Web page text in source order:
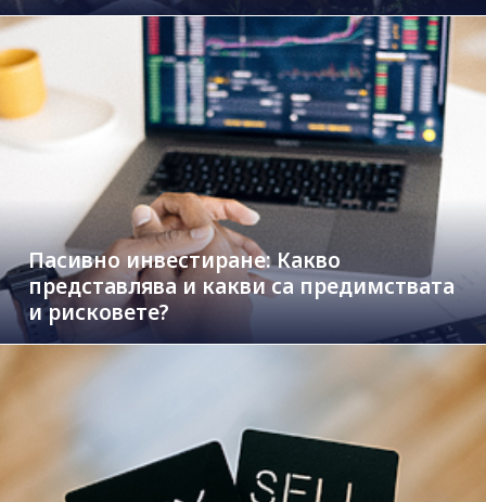
Пасивно инвестиране: Какво
представлява и какви са предимствата
и рисковете?